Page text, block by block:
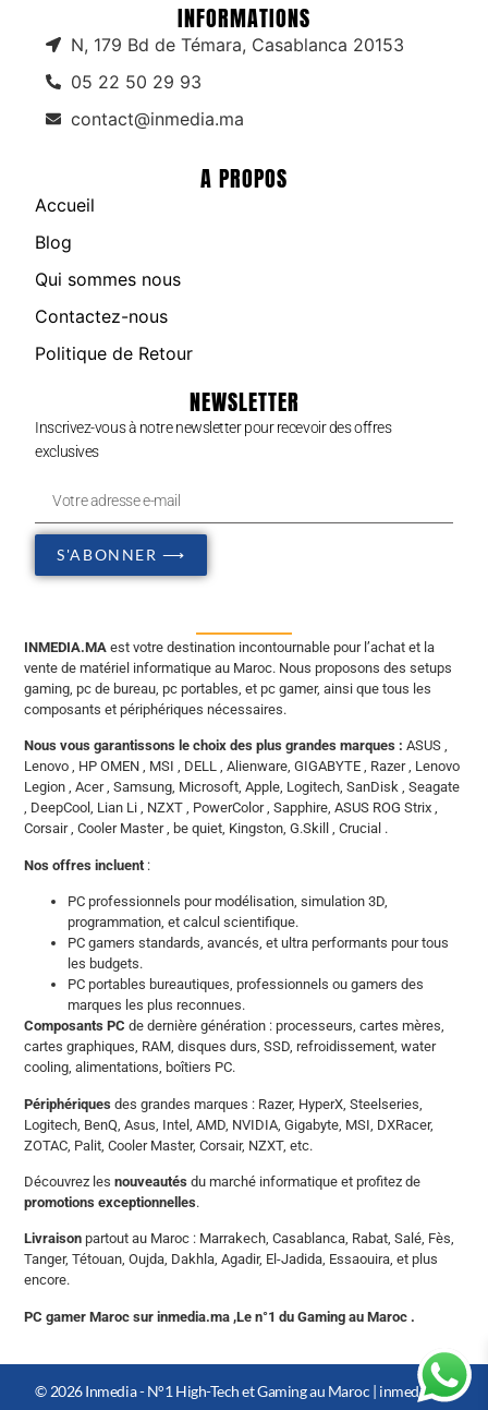
INFORMATIONS
N, 179 Bd de Témara, Casablanca 20153
05 22 50 29 93
contact@inmedia.ma
A PROPOS
Accueil
Blog
Qui sommes nous
Contactez-nous
Politique de Retour
NEWSLETTER
Inscrivez-vous à notre newsletter pour recevoir des offres
exclusives
S'ABONNER ⟶
INMEDIA.MA est votre destination incontournable pour l’achat et la
vente de matériel informatique au Maroc. Nous proposons des setups
gaming, pc de bureau, pc portables, et pc gamer, ainsi que tous les
composants et périphériques nécessaires.
Nous vous garantissons le choix des plus grandes marques : ASUS ,
Lenovo , HP OMEN , MSI , DELL , Alienware, GIGABYTE , Razer , Lenovo
Legion , Acer , Samsung, Microsoft, Apple, Logitech, SanDisk , Seagate
, DeepCool, Lian Li , NZXT , PowerColor , Sapphire, ASUS ROG Strix ,
Corsair , Cooler Master , be quiet, Kingston, G.Skill , Crucial .
Nos offres incluent :
PC professionnels pour modélisation, simulation 3D,
programmation, et calcul scientifique.
PC gamers standards, avancés, et ultra performants pour tous
les budgets.
PC portables bureautiques, professionnels ou gamers des
marques les plus reconnues.
Composants PC de dernière génération : processeurs, cartes mères,
cartes graphiques, RAM, disques durs, SSD, refroidissement, water
cooling, alimentations, boîtiers PC.
Périphériques des grandes marques : Razer, HyperX, Steelseries,
Logitech, BenQ, Asus, Intel, AMD, NVIDIA, Gigabyte, MSI, DXRacer,
ZOTAC, Palit, Cooler Master, Corsair, NZXT, etc.
Découvrez lesnouveautés du marché informatique et profitez de
promotions exceptionnelles.
Livraison partout au Maroc : Marrakech, Casablanca, Rabat, Salé, Fès,
Tanger, Tétouan, Oujda, Dakhla, Agadir, El-Jadida, Essaouira, et plus
encore.
PC gamer Maroc sur inmedia.ma ,Le n°1 du Gaming au Maroc .
© 2026 Inmedia - N°1 High-Tech et Gaming au Maroc | inmedia.ma